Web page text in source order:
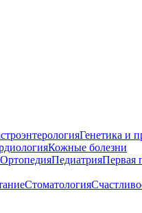
Генетика и
Кожные болезни
ОртопедияПедиатрияПервая
Стоматология